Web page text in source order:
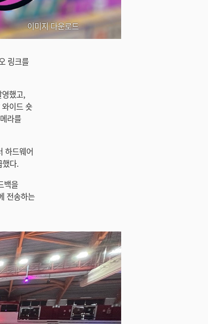
이미지 다운로드
링크를
했고,
이드 숏
라를
하드웨어
다.
백을
전송하는